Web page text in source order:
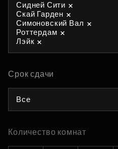
Сидней Сити
Скай Гарден
Симоновский Вал
Роттердам
Лэйк
Срок сдачи
Все
Количество комнат